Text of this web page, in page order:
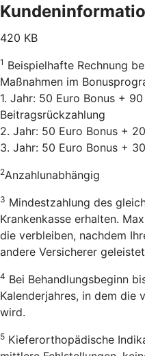
420 KB
1 Beispielhafte Rechnung
Maßnahmen im
1. Jahr: 50 Euro Bonus +
Beitragsrückzahlung
2. Jahr: 50 Euro Bonus +
3. Jahr: 50 Euro Bonus +
2Anzahlunabhängig
3 Mindestzahlung des
Krankenkasse erhalten.
die verbleiben, nachdem
andere Versicherer
4 Bei Behandlungsbeginn
Kalenderjahres, in dem die
wird.
5 Kieferorthopädische